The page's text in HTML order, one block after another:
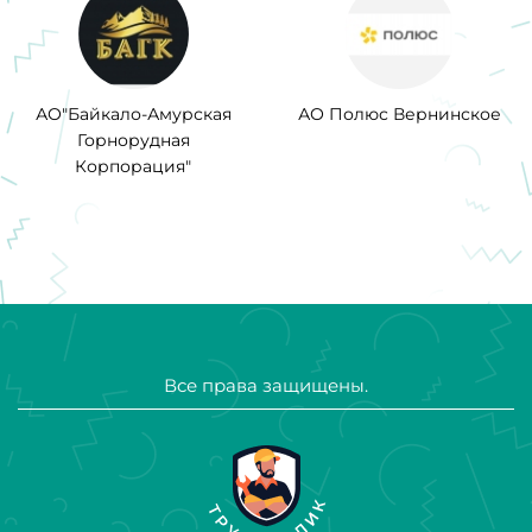
АО"Байкало-Амурская
Горнорудная
Корпорация"
АО Полюс Вернинское
Все права защищены.